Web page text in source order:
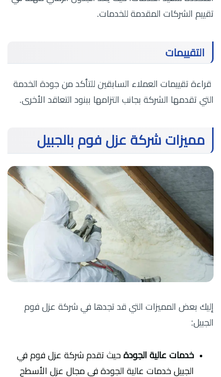
تقييم الشركات المقدمة للخدمات.
التقييمات
قراءة تقييمات العملاء السابقين للتأكد من جودة الخدمة
التي تقدمها الشركة بجانب التزامها ببنود التعاقد الأخرى.
مميزات شركة عزل فوم بالجبيل
إليك بعض المميزات التي قد تجدها في شركة عزل فوم
الجبيل:
خدمات عالية الجودةحيثتقدم شركة عزل فوم في
الجبيل خدمات عالية الجودة في مجال عزل الأسطح